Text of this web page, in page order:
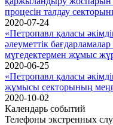
процесін талдау
2020-07-24
«Петропавл қаласы
әлеуметтік
мүгедектермен жұмыс
2020-06-25
«Петропавл қаласы
жұмысы секторының
2020-10-02
Календарь событий
Телефоны экстренных